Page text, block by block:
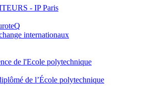
- IP Paris
internationaux
de l'Ecole polytechnique
de l’École polytechnique